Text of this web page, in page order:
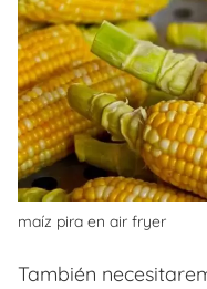
maíz pira en air fryer
También